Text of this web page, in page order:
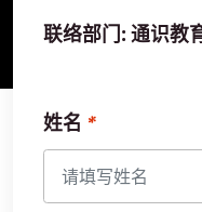
联络部门: 通识教
姓名